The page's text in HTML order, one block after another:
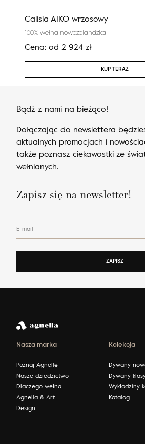
Calisia AIKO wrzosowy
100% wełna nowozelandzka
Cena: od 2 924 zł
KUP TERAZ
Bądź z nami na bieżąco!
Dołączając do newslettera
aktualnych promocjach i
także poznasz ciekawostki ze
wełnianych.
Zapisz się na newsletter!
E-mail
ZAPISZ
Nasza marka
Poznaj Agnellę
Nasze dziedzictwo
Dlaczego wełna
Agnella & Art
Design
Kolekcja
Dywany
Dywany
Wykładziny
Katalog